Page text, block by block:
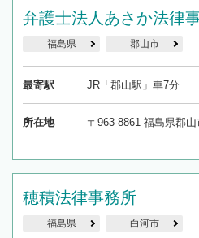
弁護士法人あさか法律
福島県 郡山市
最寄駅 JR「郡山駅」車7分
所在地 〒963-8861 福島県郡
穂積法律事務所
福島県 白河市